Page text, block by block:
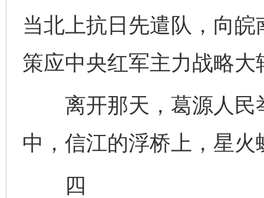
当北上抗日先遣队，向
策应中央红军主力战略大
离开那天，葛源人民
中，信江的浮桥上，星火
四